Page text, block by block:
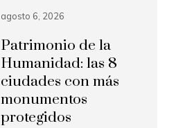
agosto 6, 2026
Patrimonio de la
Humanidad: las 8
ciudades con más
monumentos
protegidos